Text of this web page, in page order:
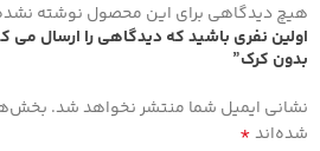
هیچ دیدگاهی برای این محصول نوشته
اولین نفری باشید که دیدگاهی را ارسال می
بدون کرک”
نشانی ایمیل شما منتشر نخواهد شد.
شده‌اند*